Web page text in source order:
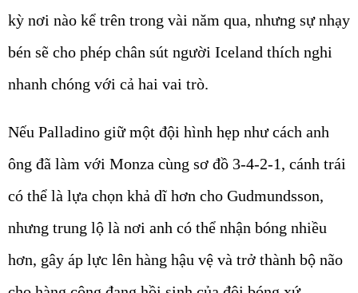
kỳ nơi nào kể trên trong vài năm qua, nhưng sự nhạy
bén sẽ cho phép chân sút người Iceland thích nghi
nhanh chóng với cả hai vai trò.
Nếu Palladino giữ một đội hình hẹp như cách anh
ông đã làm với Monza cùng sơ đồ 3-4-2-1, cánh trái
có thể là lựa chọn khả dĩ hơn cho Gudmundsson,
nhưng trung lộ là nơi anh có thể nhận bóng nhiều
hơn, gây áp lực lên hàng hậu vệ và trở thành bộ não